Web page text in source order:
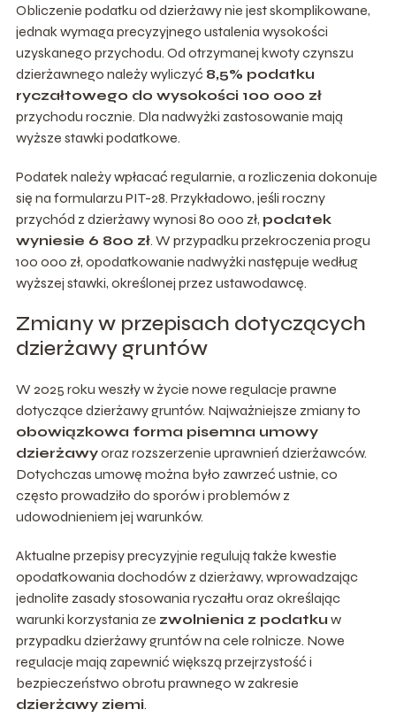
Obliczenie podatku od dzierżawy nie jest skomplikowane,
jednak wymaga precyzyjnego ustalenia wysokości
uzyskanego przychodu. Od otrzymanej kwoty czynszu
dzierżawnego należy wyliczyć 8,5% podatku
ryczałtowego do wysokości 100 000 zł
przychodu rocznie. Dla nadwyżki zastosowanie mają
wyższe stawki podatkowe.
Podatek należy wpłacać regularnie, a rozliczenia dokonuje
się na formularzu PIT-28. Przykładowo, jeśli roczny
przychód z dzierżawy wynosi 80 000 zł, podatek
wyniesie 6 800 zł. W przypadku przekroczenia progu
100 000 zł, opodatkowanie nadwyżki następuje według
wyższej stawki, określonej przez ustawodawcę.
Zmiany w przepisach dotyczących
dzierżawy gruntów
W 2025 roku weszły w życie nowe regulacje prawne
dotyczące dzierżawy gruntów. Najważniejsze zmiany to
obowiązkowa forma pisemna umowy
dzierżawyoraz rozszerzenie uprawnień dzierżawców.
Dotychczas umowę można było zawrzeć ustnie, co
często prowadziło do sporów i problemów z
udowodnieniem jej warunków.
Aktualne przepisy precyzyjnie regulują także kwestie
opodatkowania dochodów z dzierżawy, wprowadzając
jednolite zasady stosowania ryczałtu oraz określając
warunki korzystania ze zwolnienia z podatku w
przypadku dzierżawy gruntów na cele rolnicze. Nowe
regulacje mają zapewnić większą przejrzystość i
bezpieczeństwo obrotu prawnego w zakresie
dzierżawy ziemi.